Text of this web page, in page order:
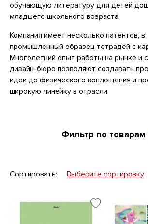
обучающую литературу для детей
младшего школьного возраста.
Компания имеет несколько патентов, в
промышленный образец тетрадей с
Многолетний опыт работы на рынке и
дизайн-бюро позволяют создавать
идеи до физического воплощения и
широкую линейку в отрасли.
Фильтр по товарам
Сортировать: Выберите сортировку